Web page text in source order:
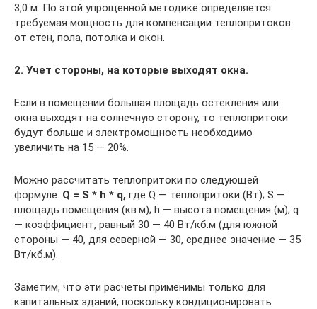
3,0 м. По этой упрощенной методике определяется
требуемая мощность для компенсации теплопритоков
от стен, пола, потолка и окон.
2. Учет стороны, на которые выходят окна.
Если в помещении большая площадь остекления или
окна выходят на солнечную сторону, то теплопритоки
будут больше и электромощность необходимо
увеличить на 15 — 20%.
Можно рассчитать теплопритоки по следующей
формуле: Q = S * h * q, где Q — теплопритоки (Вт); S —
площадь помещения (кв.м); h — высота помещения (м); q
— коэффициент, равный 30 — 40 Вт/кб.м (для южной
стороны — 40, для северной — 30, среднее значение — 35
Вт/кб.м).
Заметим, что эти расчеты применимы только для
капитальных зданий, поскольку кондиционировать